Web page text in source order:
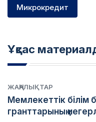
Микрокредит
Ұқсас
ЖАҢАЛЫҚТАР
Мемлекеттік білім
гранттарының